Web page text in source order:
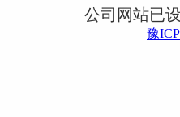
公司网站已
豫